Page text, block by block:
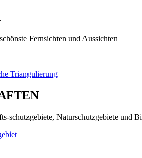
Fernsichten und Aussichten
Triangulierung
schutzgebiete, Naturschutzgebiete und